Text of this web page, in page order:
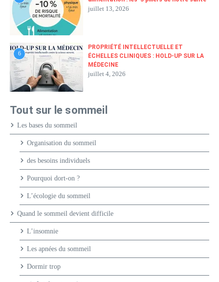
juillet 13, 2026
6
PROPRIÉTÉ INTELLECTUELLE ET
ÉCHELLES CLINIQUES : HOLD-UP SUR LA
MÉDECINE
juillet 4, 2026
Tout sur le sommeil
Les bases du sommeil
Organisation du sommeil
des besoins individuels
Pourquoi dort-on ?
L’écologie du sommeil
Quand le sommeil devient difficile
L’insomnie
Les apnées du sommeil
Dormir trop